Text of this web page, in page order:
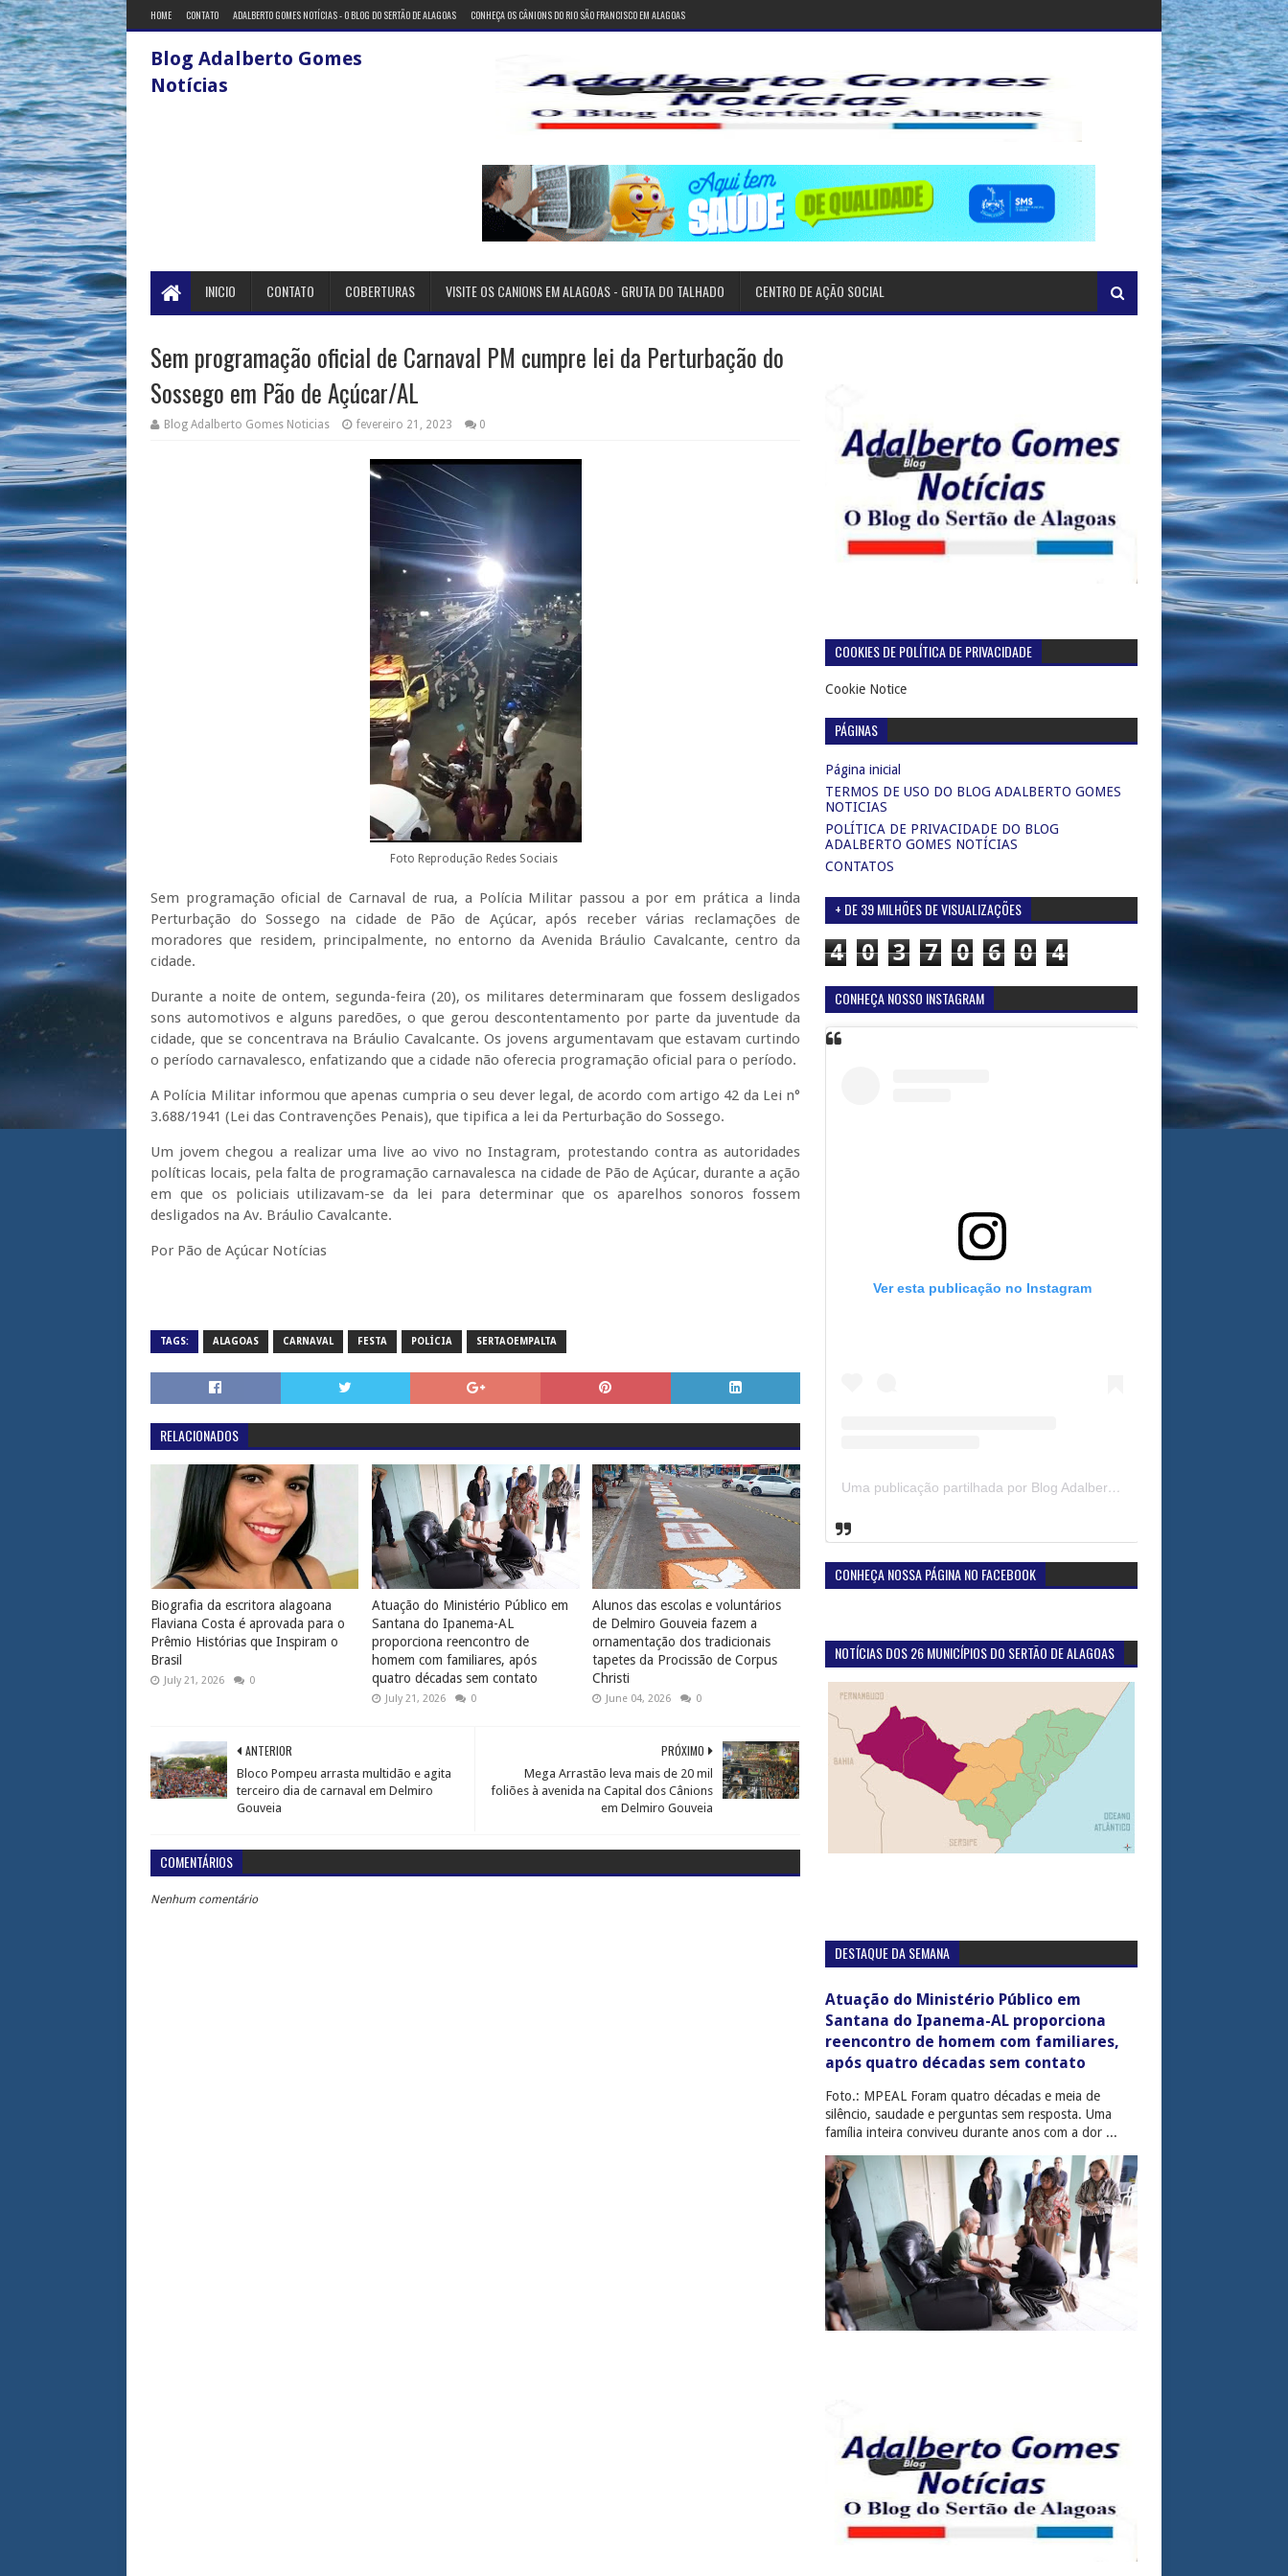
HOME CONTATO ADALBERTO GOMES NOTÍCIAS - O BLOG DO SERTÃO DE ALAGOAS CONHEÇA OS CÂNIONS DO RIO SÃO FRANCISCO EM ALAGOAS
Blog Adalberto Gomes
Notícias
INICIO CONTATO COBERTURAS VISITE OS CANIONS EM ALAGOAS - GRUTA DO TALHADO CENTRO DE AÇÃO SOCIAL
Sem programação oficial de Carnaval PM cumpre lei da Perturbação do
Sossego em Pão de Açúcar/AL
Blog Adalberto Gomes Noticias fevereiro 21, 2023 0
Foto Reprodução Redes Sociais
Sem programação oficial de Carnaval de rua, a Polícia Militar passou a por em prática a linda
Perturbação do Sossego na cidade de Pão de Açúcar, após receber várias reclamações de
moradores que residem, principalmente, no entorno da Avenida Bráulio Cavalcante, centro da
cidade.
Durante a noite de ontem, segunda-feira (20), os militares determinaram que fossem desligados
sons automotivos e alguns paredões, o que gerou descontentamento por parte da juventude da
cidade, que se concentrava na Bráulio Cavalcante. Os jovens argumentavam que estavam curtindo
o período carnavalesco, enfatizando que a cidade não oferecia programação oficial para o período.
A Polícia Militar informou que apenas cumpria o seu dever legal, de acordo com artigo 42 da Lei n°
3.688/1941 (Lei das Contravenções Penais), que tipifica a lei da Perturbação do Sossego.
Um jovem chegou a realizar uma live ao vivo no Instagram, protestando contra as autoridades
políticas locais, pela falta de programação carnavalesca na cidade de Pão de Açúcar, durante a ação
em que os policiais utilizavam-se da lei para determinar que os aparelhos sonoros fossem
desligados na Av. Bráulio Cavalcante.
Por Pão de Açúcar Notícias
TAGS: ALAGOAS CARNAVAL FESTA POLÍCIA SERTAOEMPALTA
RELACIONADOS
Biografia da escritora alagoana
Flaviana Costa é aprovada para o
Prêmio Histórias que Inspiram o
Brasil
July 21, 2026 0
Atuação do Ministério Público em
Santana do Ipanema-AL
proporciona reencontro de
homem com familiares, após
quatro décadas sem contato
July 21, 2026 0
Alunos das escolas e voluntários
de Delmiro Gouveia fazem a
ornamentação dos tradicionais
tapetes da Procissão de Corpus
Christi
June 04, 2026 0
PRÓXIMO
Mega Arrastão leva mais de 20 mil
foliões à avenida na Capital dos Cânions
em Delmiro Gouveia
ANTERIOR
Bloco Pompeu arrasta multidão e agita
terceiro dia de carnaval em Delmiro
Gouveia
COMENTÁRIOS
Nenhum comentário
COOKIES DE POLÍTICA DE PRIVACIDADE
Cookie Notice
PÁGINAS
Página inicial
TERMOS DE USO DO BLOG ADALBERTO GOMES
NOTICIAS
POLÍTICA DE PRIVACIDADE DO BLOG
ADALBERTO GOMES NOTÍCIAS
CONTATOS
+ DE 39 MILHÕES DE VISUALIZAÇÕES
4 0 3 7 0 6 0 4
CONHEÇA NOSSO INSTAGRAM
Ver esta publicação no Instagram
Uma publicação partilhada por Blog Adalberto Gomes Noticias (@blogadalbertogomesnoticiass)
CONHEÇA NOSSA PÁGINA NO FACEBOOK
NOTÍCIAS DOS 26 MUNICÍPIOS DO SERTÃO DE ALAGOAS
DESTAQUE DA SEMANA
Atuação do Ministério Público em
Santana do Ipanema-AL proporciona
reencontro de homem com familiares,
após quatro décadas sem contato
Foto.: MPEAL Foram quatro décadas e meia de
silêncio, saudade e perguntas sem resposta. Uma
família inteira conviveu durante anos com a dor ...